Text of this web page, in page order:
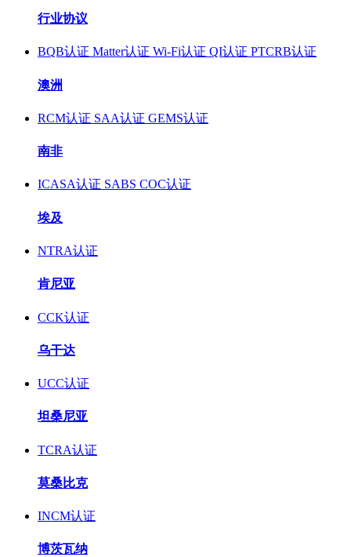
行业协议
BQB认证 Matter认证 Wi-Fi认证 QI认证 PTCRB认证
澳洲
RCM认证 SAA认证 GEMS认证
南非
ICASA认证 SABS COC认证
埃及
NTRA认证
肯尼亚
CCK认证
乌干达
UCC认证
坦桑尼亚
TCRA认证
莫桑比克
INCM认证
博茨瓦纳